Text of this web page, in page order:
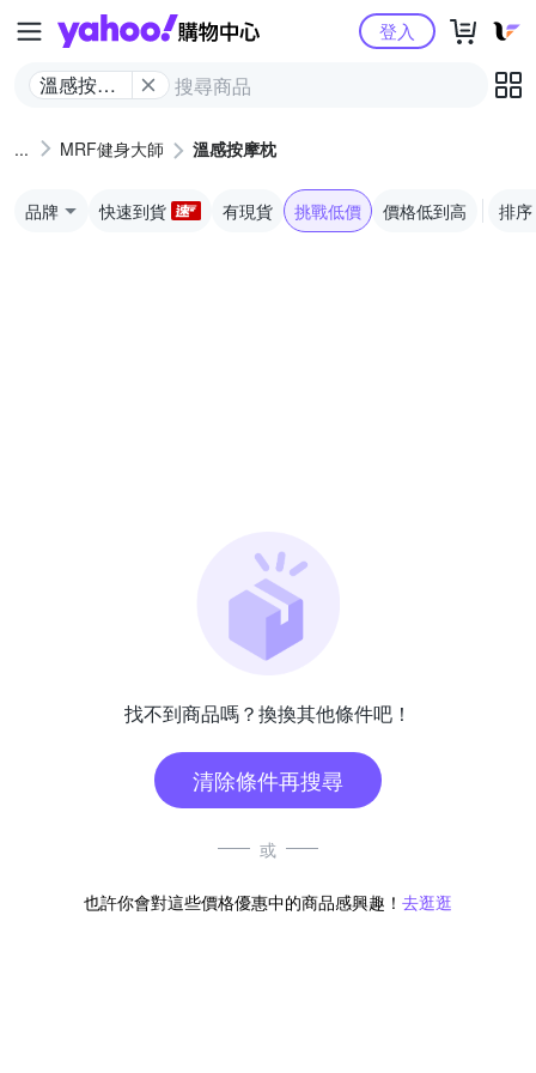
Yahoo購物中心
溫感按摩
登入
MRF健身大師 溫感按摩枕
品牌 快速到貨 有現貨 挑戰低價 價格低到高 排序
找不到商品嗎？換換其他條件吧！
清除條件再搜尋
或
也許你會對這些價格優惠中的商品感興趣！ 去逛逛